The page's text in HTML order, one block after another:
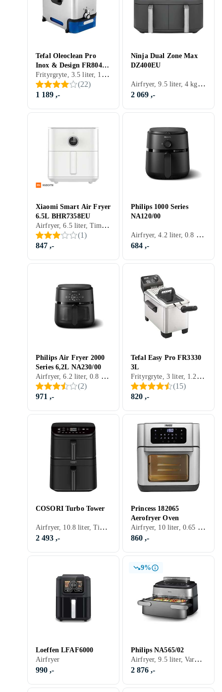
Tefal Oleoclean Pro
Inox & Design FR8040
3.5L
Frityrgryte, 3.5 liter, 1.2 kg, Varmeisolert utside, Timer, Automatisk avstengning, Tåler oppvaskmaskin, Display, Signallampe, Non-stick, Overopphetingsbeskyttelse, Inspeksjonsvindu, Lett å rengjøre, 2300 W
(22)
1 189 ,-
Ninja Dual Zone Max
DZ400EU
Airfryer, 9.5 liter, 4 kg, Display, Dobbel firtyr kurv, Lett å rengjøre, 2470 W
2 069 ,-
Xiaomi Smart Air Fryer
6.5L BHR7358EU
Airfryer, 6.5 liter, Timer, Tåler oppvaskmaskin, Display, Appkontroll, 1800 W
(1)
847 ,-
Philips 1000 Series
NA120/00
Airfryer, 4.2 liter, 0.8 kg, Varmeisolert utside, Timer, Automatisk avstengning, Tåler oppvaskmaskin, Non-stick, 1500 W
684 ,-
Philips Air Fryer 2000
Series 6,2L NA230/00
Airfryer, 6.2 liter, 0.8 kg, Varmeisolert utside, Timer, Automatisk avstengning, Tåler oppvaskmaskin, Display, Non-stick, Inspeksjonsvindu, Lett å rengjøre, 1700 W
(2)
971 ,-
Tefal Easy Pro FR3330
3L
Frityrgryte, 3 liter, 1.2 kg, Varmeisolert utside, Automatisk avstengning, Tåler oppvaskmaskin, Signallampe, Non-stick, Overopphetingsbeskyttelse, Inspeksjonsvindu, Lett å rengjøre, 2200 W
(15)
820 ,-
COSORI Turbo Tower
Airfryer, 10.8 liter, Timer, Automatisk avstengning, Tåler oppvaskmaskin, Display, Signallampe, Non-stick, Dobbel firtyr kurv, Overopphetingsbeskyttelse, Lett å rengjøre, 2630 W
2 493 ,-
Princess 182065
Aerofryer Oven
Airfryer, 10 liter, 0.65 kg, Timer, Automatisk avstengning, Tåler oppvaskmaskin, Display, Signallampe, Non-stick, Overopphetingsbeskyttelse, Mini, Stekeovn, Inspeksjonsvindu, Lett å rengjøre, 1500 W
860 ,-
Loeffen LFAF6000
Airfryer
990 ,-
9%
Philips NA565/02
Airfryer, 9.5 liter, Varmeisolert utside, Timer, Automatisk avstengning, Tåler oppvaskmaskin, Non-stick, Dobbel firtyr kurv, 2750 W
2 876 ,-